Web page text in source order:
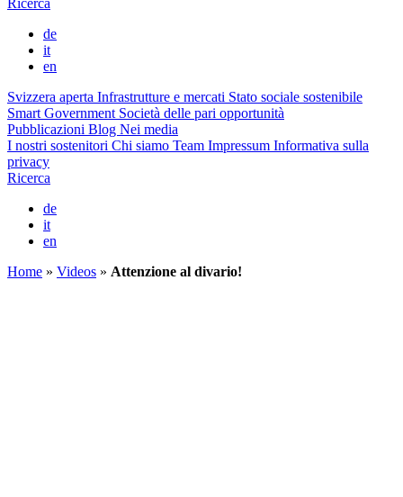
de
it
en
Svizzera aperta Infrastrutture e mercati Stato sociale sostenibile
Smart Government Società delle pari opportunità
Pubblicazioni Blog Nei media
I nostri sostenitori Chi siamo Team Impressum Informativa sulla
privacy
Ricerca
de
it
en
Home » Videos » Attenzione al divario!